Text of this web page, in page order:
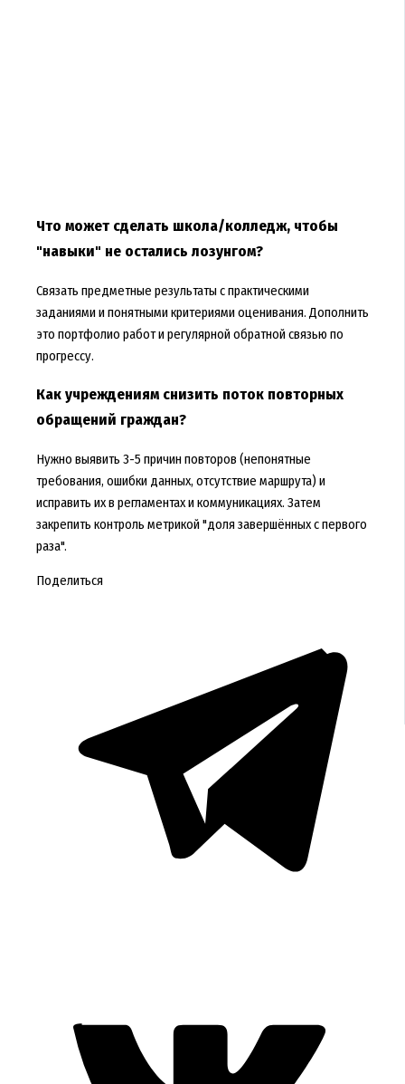
Что может сделать школа/колледж, чтобы
"навыки" не остались лозунгом?
Связать предметные результаты с практическими
заданиями и понятными критериями оценивания. Дополнить
это портфолио работ и регулярной обратной связью по
прогрессу.
Как учреждениям снизить поток повторных
обращений граждан?
Нужно выявить 3-5 причин повторов (непонятные
требования, ошибки данных, отсутствие маршрута) и
исправить их в регламентах и коммуникациях. Затем
закрепить контроль метрикой "доля завершённых с первого
раза".
Поделиться